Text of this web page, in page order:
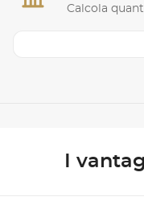
Calcola
I